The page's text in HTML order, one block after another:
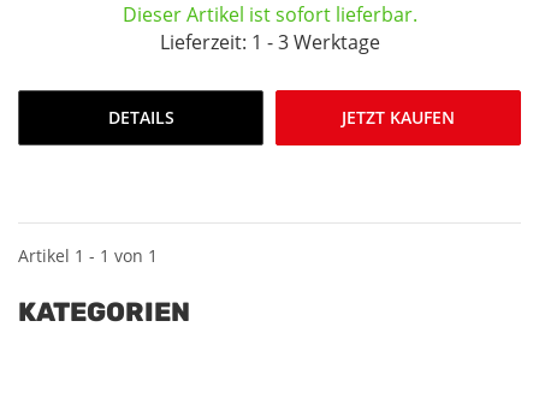
Dieser Artikel ist sofort lieferbar.
Lieferzeit: 1 - 3 Werktage
DETAILS JETZT KAUFEN
Artikel 1 - 1 von 1
KATEGORIEN